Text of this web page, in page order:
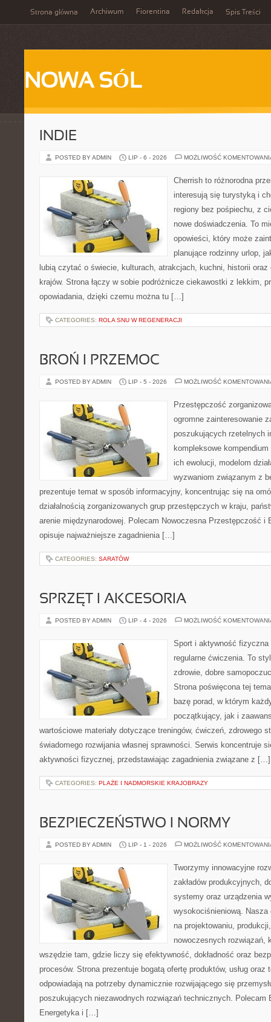
Strona główna Archiwum Fiorentina Redakcja Spis Treści
NOWA SÓL
INDIE
POSTED BY ADMIN LIP - 6 - 2026 MOŻLIWOŚĆ
Cherrish to różnorodna
interesują się turystyką i
regiony bez pośpiechu, z
nowe doświadczenia. To
opowieści, który może
planujące rodzinny urlop,
lubią czytać o świecie, kulturach, atrakcjach, kuchni, historii
krajów. Strona łączy w sobie podróżnicze ciekawostki z lekkim,
opowiadania, dzięki czemu można tu […]
CATEGORIES: ROLA SNU W REGENERACJI
BROŃ I PRZEMOC
POSTED BY ADMIN LIP - 5 - 2026 MOŻLIWOŚĆ
Przestępczość
ogromne zainteresowanie
poszukujących rzetelnych
kompleksowe
ich ewolucji, modelom
wyzwaniom związanym z
prezentuje temat w sposób informacyjny, koncentrując się na
działalnością zorganizowanych grup przestępczych w kraju,
arenie międzynarodowej. Polecam Nowoczesna Przestępczość i
opisuje najważniejsze zagadnienia […]
CATEGORIES: SARATÓW
SPRZĘT I AKCESORIA
POSTED BY ADMIN LIP - 4 - 2026 MOŻLIWOŚĆ
Sport i aktywność
regularne ćwiczenia. To
zdrowie, dobre
Strona poświęcona tej
bazę porad, w którym
początkujący, jak i
wartościowe materiały dotyczące treningów, ćwiczeń, zdrowego
świadomego rozwijania własnej sprawności. Serwis koncentruje
aktywności fizycznej, przedstawiając zagadnienia związane z […]
CATEGORIES: PLAŻE I NADMORSKIE KRAJOBRAZY
BEZPIECZEŃSTWO I NORMY
POSTED BY ADMIN LIP - 1 - 2026 MOŻLIWOŚĆ
Tworzymy innowacyjne
zakładów produkcyjnych,
systemy oraz urządzenia
wysokociśnieniową. Nasza
na projektowaniu,
nowoczesnych rozwiązań,
wszędzie tam, gdzie liczy się efektywność, dokładność oraz
procesów. Strona prezentuje bogatą ofertę produktów, usług oraz
odpowiadają na potrzeby dynamicznie rozwijającego się
poszukujących niezawodnych rozwiązań technicznych. Polecam
Energetyka i […]